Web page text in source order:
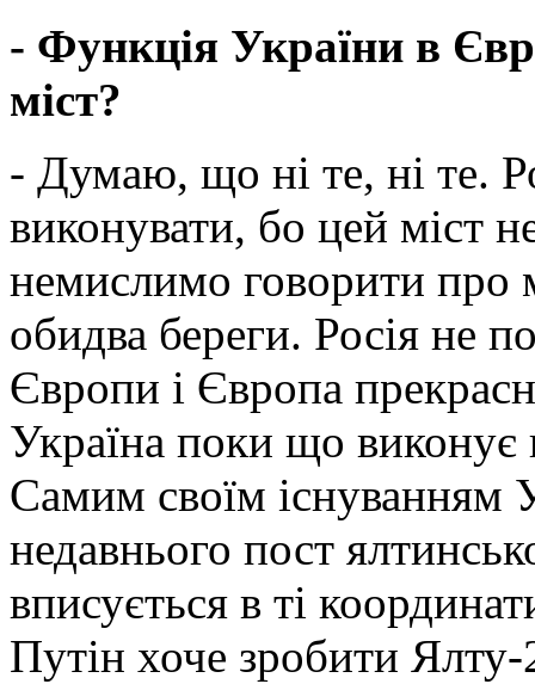
- Функція України в
міст?
- Думаю, що ні те, ні те.
виконувати, бо цей міст
немислимо говорити про
обидва береги. Росія не
Європи і Європа
Україна поки що
Самим своїм існуванням
недавнього пост
вписується в ті
Путін хоче зробити